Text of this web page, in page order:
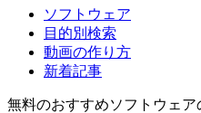
ソフトウェア
目的別検索
動画の作り方
新着記事
無料のおすすめソフトウェア